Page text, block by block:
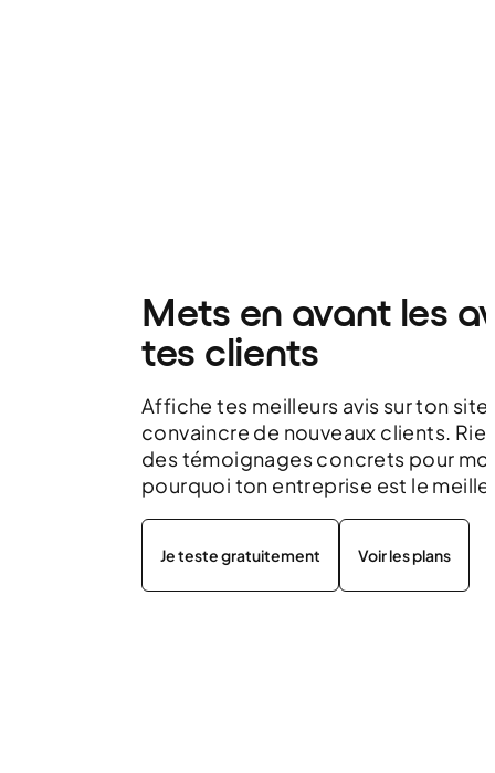
Mets en avant les
tes clients
Affiche tes meilleurs avis sur ton site
convaincre de nouveaux clients.
des témoignages concrets pour
pourquoi ton entreprise est le
Je teste gratuitement Voir les plans